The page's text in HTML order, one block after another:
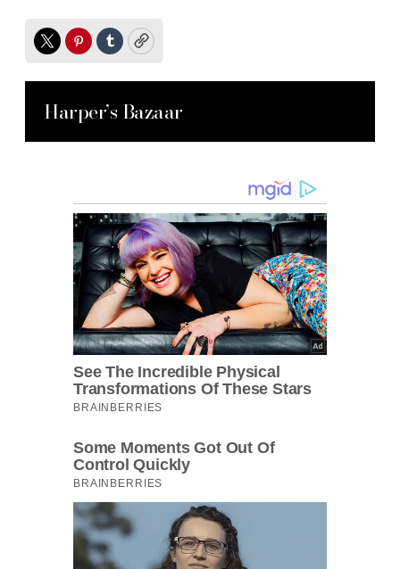
TwitterPinterest
TumblrCopy
Harper’s Bazaar